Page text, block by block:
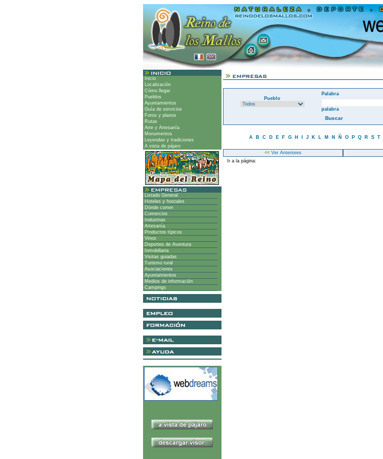
Inicio
Localización
Cómo llegar
Pueblos
Ayuntamientos
Guía de servicios
Fotos y planos
Rutas
Arte y Artesanía
Monumentos
Leyendas y tradiciones
A vista de pájaro
Listado General
Hoteles y hostales
Dónde comer
Comercios
Industrias
Artesanía
Productos típicos
Vinos
Deportes de Aventura
Inmobiliaria
Visitas guiadas
Turismo rural
Asociaciones
Ayuntamientos
Medios de información
Campings
Pueblo
Palabra
palabra
A B C D E F G H J K L M N Ñ O P Q R S T
<<Ver Anteriores
Ir a la página: